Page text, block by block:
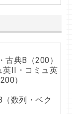
古典B（200）
英II・コミュ英
）
（数列・ベク